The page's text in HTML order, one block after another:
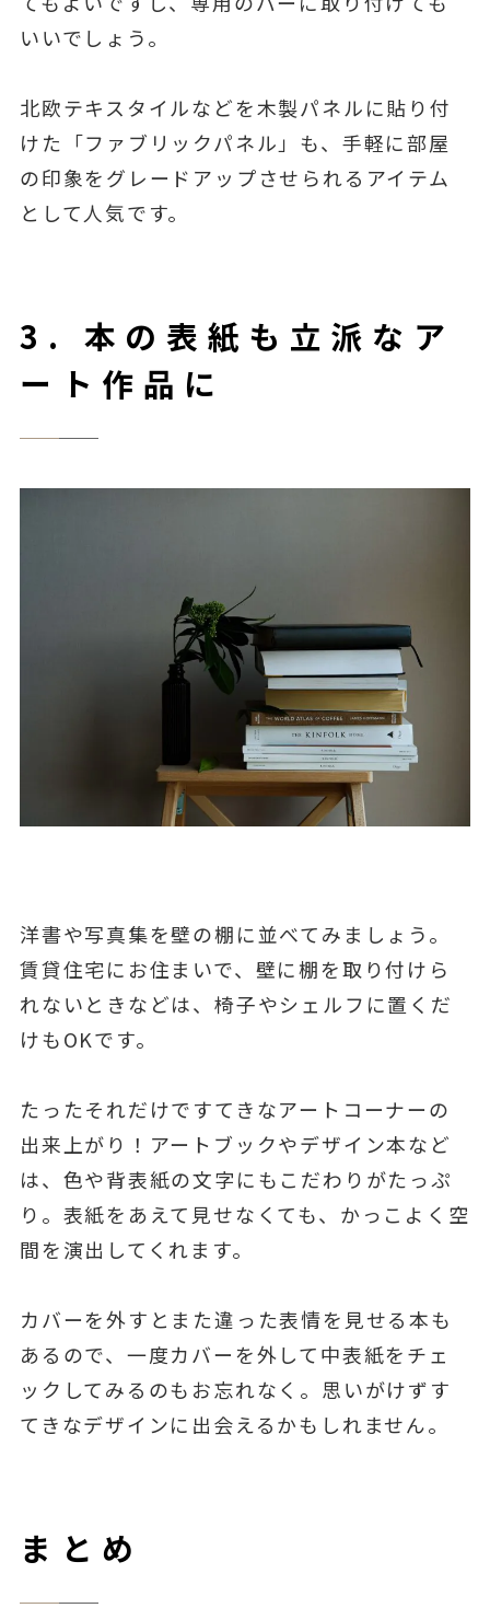
いいでしょう。
北欧テキスタイルなどを木製パネルに貼り付
けた「ファブリックパネル」も、手軽に部屋
の印象をグレードアップさせられるアイテム
として人気です。
3. 本の表紙も立派なア
ート作品に
洋書や写真集を壁の棚に並べてみましょう。
賃貸住宅にお住まいで、壁に棚を取り付けら
れないときなどは、椅子やシェルフに置くだ
けもOKです。
たったそれだけですてきなアートコーナーの
出来上がり！アートブックやデザイン本など
は、色や背表紙の文字にもこだわりがたっぷ
り。表紙をあえて見せなくても、かっこよく空
間を演出してくれます。
カバーを外すとまた違った表情を見せる本も
あるので、一度カバーを外して中表紙をチェ
ックしてみるのもお忘れなく。思いがけずす
てきなデザインに出会えるかもしれません。
まとめ